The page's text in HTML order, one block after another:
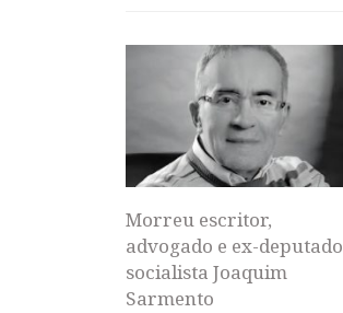
Morreu escritor,
advogado e ex-deputado
socialista Joaquim
Sarmento